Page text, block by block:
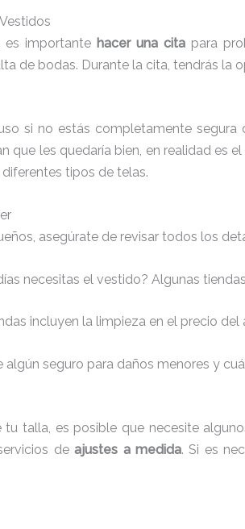
es importante hacer una cita para
de bodas. Durante la cita, tendrás la
si no estás completamente
que les quedaría bien, en realidad es
diferentes tipos de telas.
asegúrate de revisar todos los
necesitas el vestido? Algunas
incluyen la limpieza en el precio
algún seguro para daños menores y
talla, es posible que necesite
deajustes a medida. Si es